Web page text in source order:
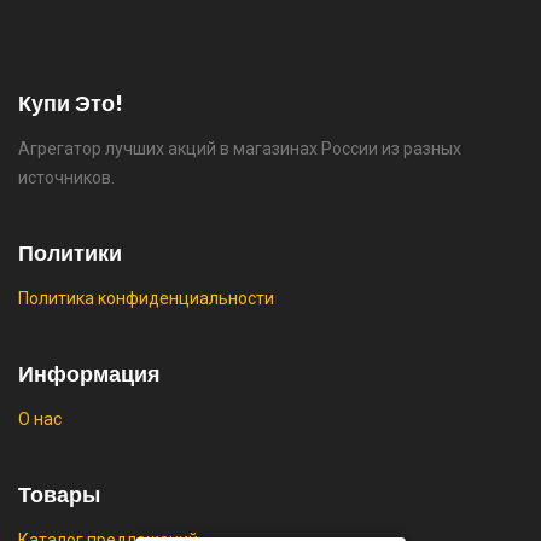
⚡ Двуспальная кровать buyson 200х160 со
🔥 16190 руб. |
системой Пэй (макс. скидка 4320₽,
Купи Это!
Агрегатор лучших акций в магазинах России из разных
источников.
Политики
Политика конфиденциальности
Информация
О нас
Товары